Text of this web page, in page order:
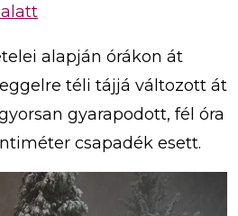
alapján órákon át
téli tájjá változott át
gyarapodott, fél óra
csapadék esett.